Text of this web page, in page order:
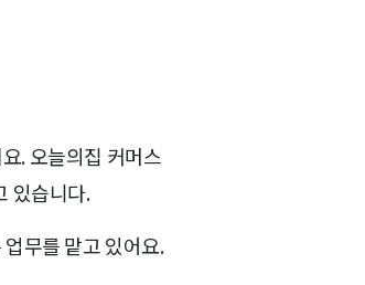
. 오늘의집 커머스
있습니다.
무를 맡고 있어요.